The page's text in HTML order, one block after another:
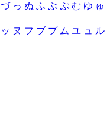
づ っ ぬ ふ ぶ ぷ む ゆ ゅ
ッ ヌ フ ブ プ ム ユ ュ ル